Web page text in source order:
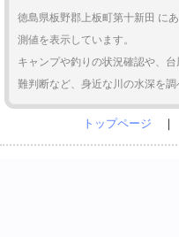
徳島県板野郡上板町第十新田 に
測値を表示しています。
キャンプや釣りの状況確認や、
難判断など、身近な川の水深を調
トップページ ｜